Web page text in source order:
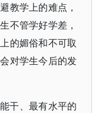
教学上的难点，
不管学好学差，
的媚俗和不可取
对学生今后的发
干、最有水平的